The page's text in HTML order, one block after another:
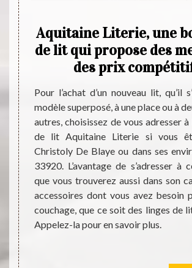
de
des
de
de
ses
les
Aquitaine Literie, une
de lit qui propose des
des prix
Pour l’achat d’un nouveau lit, qu’il
modèle superposé, à une place ou à
autres, choisissez de vous adresser
de lit Aquitaine Literie si vous
Christoly De Blaye ou dans ses
33920. L’avantage de s’adresser à
que vous trouverez aussi dans son
accessoires dont vous avez besoin
couchage, que ce soit des linges de
Appelez-la pour en savoir plus.